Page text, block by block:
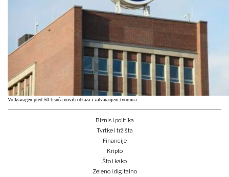
Volkswagen pred 50 tisuća novih otkaza i zatvaranjem tvornica
Biznis i politika
Tvrtke i tržišta
Financije
Kripto
Što i kako
Zeleno i digitalno